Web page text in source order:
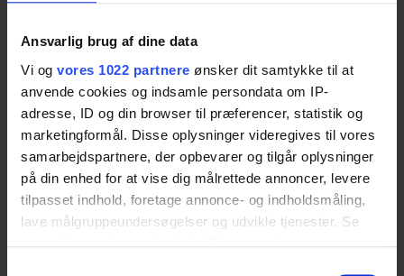
Ansvarlig brug af dine data
Vi og vores 1022 partnere ønsker dit samtykke til at
anvende cookies og indsamle persondata om IP-
adresse, ID og din browser til præferencer, statistik og
marketingformål. Disse oplysninger videregives til vores
samarbejdspartnere, der opbevarer og tilgår oplysninger
på din enhed for at vise dig målrettede annoncer, levere
tilpasset indhold, foretage annonce- og indholdsmåling,
lave målgruppeundersøgelser og udvikle tjenester. Se
have the right to a dignified life where they have the
freedom to cook, go to the toilet, and sit at a desk – also
if they are wheelchair users.
But the role of the helpers should also be attractive with
as good a working environment as possible.
This is why we have chosen to specialise in flexible and
integrated solutions that make everyday life easier in
private homes, institutions, and care centres. Stylish and
discreet, our functional assistive devices for kitchens,
bathrooms, and living rooms are seamlessly integrated in